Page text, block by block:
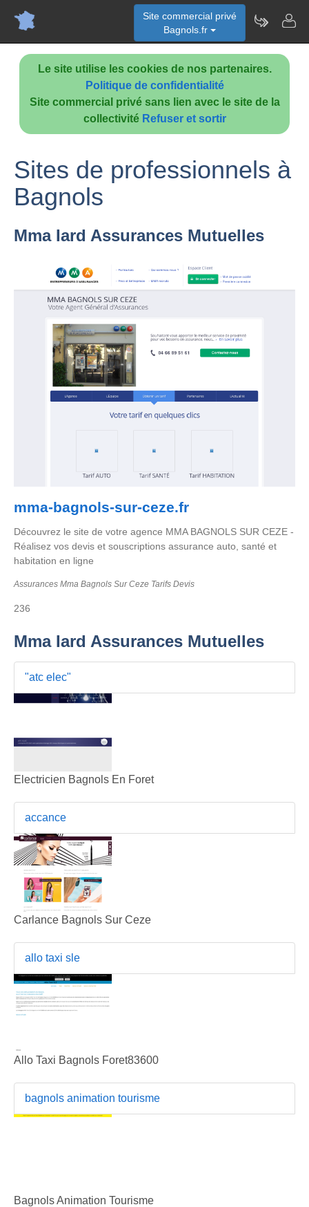
Le site utilise les cookies de nos partenaires.
Politique de confidentialité
Site commercial privé sans lien avec le site de la
collectivité Refuser et sortir
Site commercial privé
Bagnols.fr
Sites de professionnels à
Bagnols
Mma Iard Assurances Mutuelles
mma-bagnols-sur-ceze.fr
Découvrez le site de votre agence MMA BAGNOLS SUR CEZE -
Réalisez vos devis et souscriptions assurance auto, santé et
habitation en ligne
Assurances Mma Bagnols Sur Ceze Tarifs Devis
236
Mma Iard Assurances Mutuelles
"atc elec"
Electricien Bagnols En Foret
accance
Carlance Bagnols Sur Ceze
allo taxi sle
Allo Taxi Bagnols Foret83600
bagnols animation tourisme
Bagnols Animation Tourisme